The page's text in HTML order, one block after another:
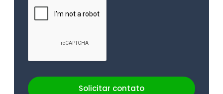
Solicitar contato